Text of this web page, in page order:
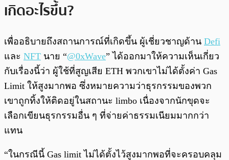
เกิดอะไรขึ้น?
เพื่ออธิบายถึงสถานการณ์ที่เกิดขึ้น ผู้เชี่ยวชาญด้าน Defi
และ NFT นาย “@0xWave” ได้ออกมาให้ความเห็นเกี่ยว
กับเรื่องนี้ว่า ผู้ใช้ที่สูญเสีย ETH พวกเขาไม่ได้ตั้งค่า Gas
Limit ให้สูงมากพอ ซึ่งหมายความว่าธุรกรรมของพวก
เขาถูกทิ้งให้ติดอยู่ในสถานะ limbo เนื่องจากนักขุดจะ
เลือกเขียนธุรกรรมอื่น ๆ ที่จ่ายค่าธรรมเนียมมากกว่า
แทน
“ในกรณีนี้ Gas limit ไม่ได้ตั้งไว้สูงมากพอที่จะครอบคลุม